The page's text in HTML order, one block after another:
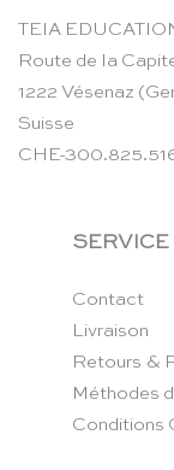
TEIA
Route de la
1222 Vésenaz
Suisse
CHE-
Contact
Livraison
Retours &
Méthodes
Conditions